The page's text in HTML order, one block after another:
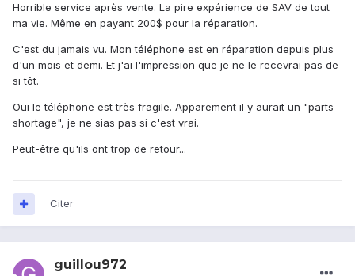
Horrible service après vente. La pire expérience de SAV de tout
ma vie. Même en payant 200$ pour la réparation.
C'est du jamais vu. Mon téléphone est en réparation depuis plus
d'un mois et demi. Et j'ai l'impression que je ne le recevrai pas de
si tôt.
Oui le téléphone est très fragile. Apparement il y aurait un "parts
shortage", je ne sias pas si c'est vrai.
Peut-être qu'ils ont trop de retour...
Citer
guillou972